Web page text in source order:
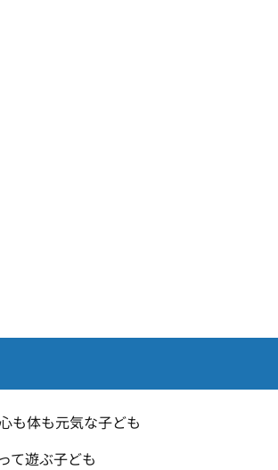
も体も元気な子ども
て遊ぶ子ども